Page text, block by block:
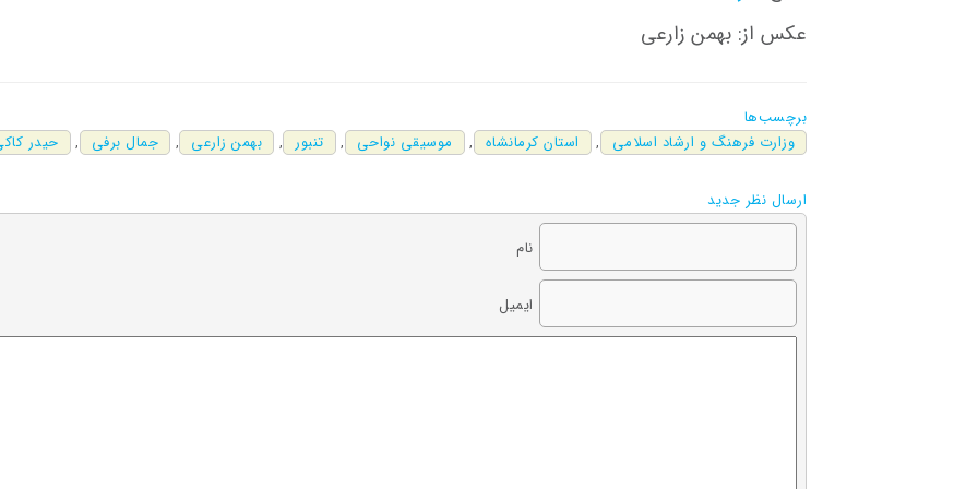
عکس از: بهمن زارعی
برچسب‌ها
وزارت فرهنگ و ارشاد اسلامی
, استان کرمانشاه , موسیقی نواحی , تنبور , بهمن زارعی , جمال برفی , حیدر
ارسال نظر جدید
نام
ایمیل